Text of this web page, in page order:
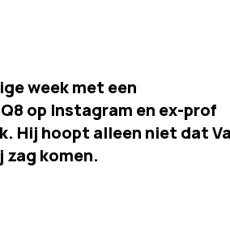
week met een
op Instagram en ex-prof
Hij hoopt alleen niet dat
komen.